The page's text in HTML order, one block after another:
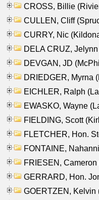
CROSS, Billie
CULLEN, Cliff
CURRY, Nic
DELA CRUZ,
DEVGAN, JD
DRIEDGER, Myrna
EICHLER, Ralph
EWASKO, Wayne
FIELDING, Scott
FLETCHER, Hon.
FONTAINE,
FRIESEN,
GERRARD, Hon.
GOERTZEN, Kelvin